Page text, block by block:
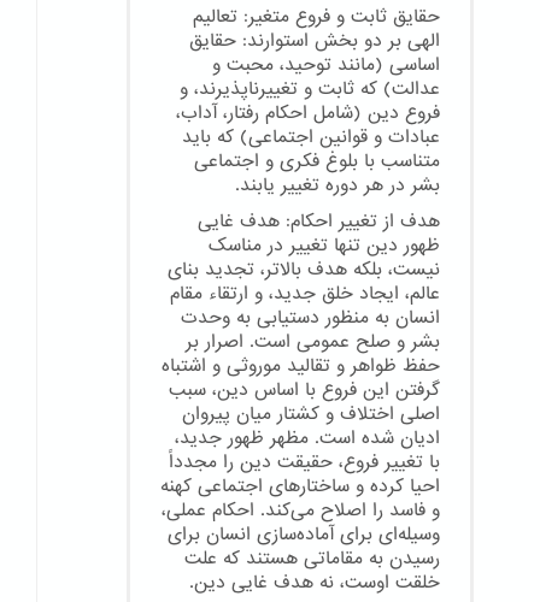
حقایق ثابت و فروع متغیر: تعالیم
الهی بر دو بخش استوارند: حقایق
اساسی (مانند توحید، محبت و
عدالت) که ثابت و تغییرناپذیرند، و
فروع دین (شامل احکام رفتار، آداب،
عبادات و قوانین اجتماعی) که باید
متناسب با بلوغ فکری و اجتماعی
بشر در هر دوره تغییر یابند.
هدف از تغییر احکام: هدف غایی
ظهور دین تنها تغییر در مناسک
نیست، بلکه هدف بالاتر، تجدید بنای
عالم، ایجاد خلق جدید، و ارتقاء مقام
انسان به منظور دستیابی به وحدت
بشر و صلح عمومی است. اصرار بر
حفظ ظواهر و تقالید موروثی و اشتباه
گرفتن این فروع با اساس دین، سبب
اصلی اختلاف و کشتار میان پیروان
ادیان شده است. مظهر ظهور جدید،
با تغییر فروع، حقیقت دین را مجدداً
احیا کرده و ساختارهای اجتماعی کهنه
و فاسد را اصلاح می‌کند. احکام عملی،
وسیله‌ای برای آماده‌سازی انسان برای
رسیدن به مقاماتی هستند که علت
خلقت اوست، نه هدف غایی دین.